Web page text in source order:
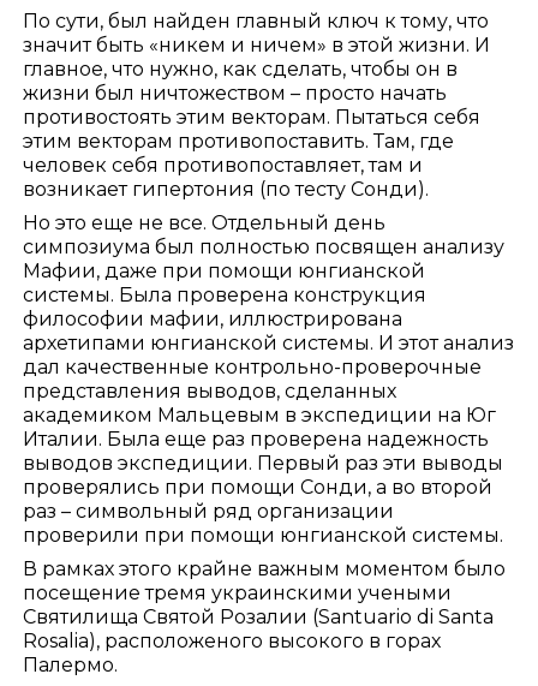
По сути, был найден главный ключ к тому, что
значит быть «никем и ничем» в этой жизни. И
главное, что нужно, как сделать, чтобы он в
жизни был ничтожеством – просто начать
противостоять этим векторам. Пытаться себя
этим векторам противопоставить. Там, где
человек себя противопоставляет, там и
возникает гипертония (по тесту Сонди).
Но это еще не все. Отдельный день
симпозиума был полностью посвящен анализу
Мафии, даже при помощи юнгианской
системы. Была проверена конструкция
философии мафии, иллюстрирована
архетипами юнгианской системы. И этот анализ
дал качественные контрольно-проверочные
представления выводов, сделанных
академиком Мальцевым в экспедиции на Юг
Италии. Была еще раз проверена надежность
выводов экспедиции. Первый раз эти выводы
проверялись при помощи Сонди, а во второй
раз – символьный ряд организации
проверили при помощи юнгианской системы.
В рамках этого крайне важным моментом было
посещение тремя украинскими учеными
Святилища Святой Розалии (Santuario di Santa
Rosalia), расположеного высокого в горах
Палермо.